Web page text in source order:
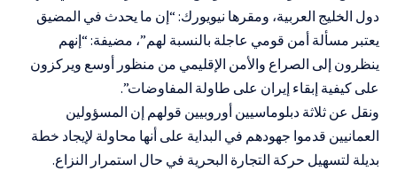
دول الخليج العربية، ومقرها نيويورك: “إن ما يحدث في المضيق
يعتبر مسألة أمن قومي عاجلة بالنسبة لهم”، مضيفة: “إنهم
ينظرون إلى الصراع والأمن الإقليمي من منظور أوسع ويركزون
على كيفية إبقاء إيران على طاولة المفاوضات”.
ونقل عن ثلاثة دبلوماسيين أوروبيين قولهم إن المسؤولين
العمانيين قدموا جهودهم في البداية على أنها محاولة لإيجاد خطة
بديلة لتسهيل حركة التجارة البحرية في حال استمرار النزاع.